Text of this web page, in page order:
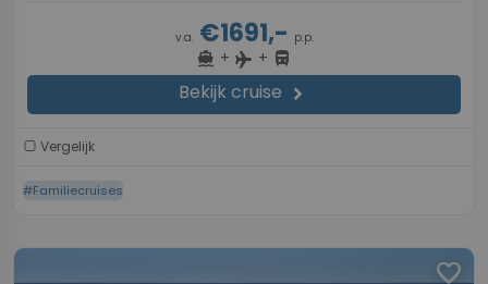
v.a.€1691,- p.p.
directions_boat + flight + directions_bus
Bekijk cruise chevron_right
Vergelijk
#Familiecruises
favorite